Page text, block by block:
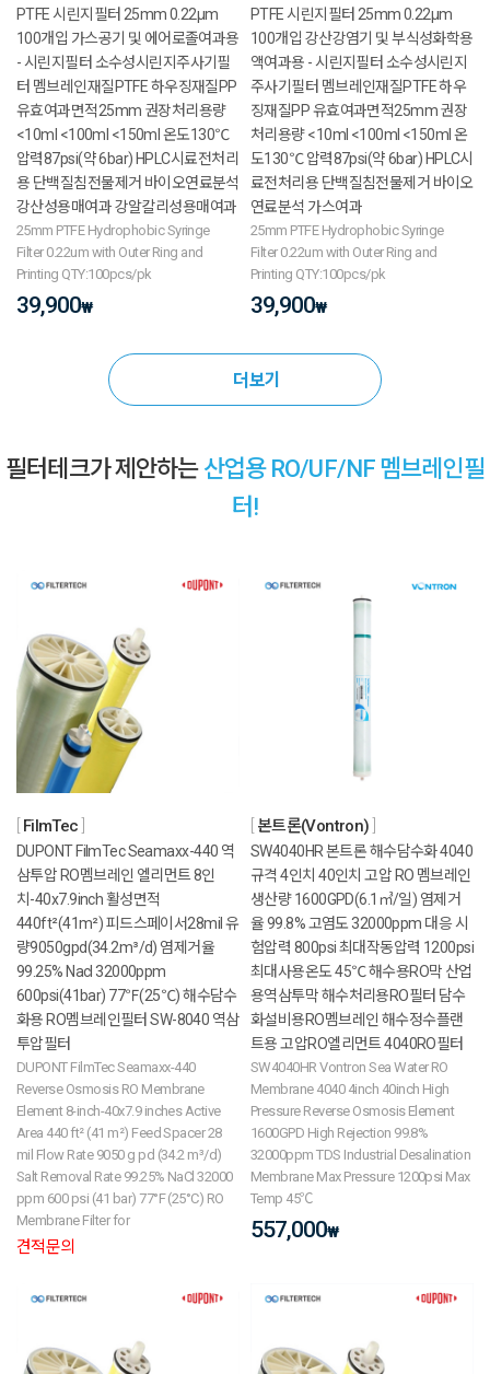
PTFE 시린지필터 25mm 0.22μm
100개입 가스공기 및 에어로졸여과용
- 시린지필터 소수성시린지주사기필
터 멤브레인재질PTFE 하우징재질PP
유효여과면적25mm 권장처리용량
<10ml <100ml <150ml 온도130℃
압력87psi(약 6bar) HPLC시료전처리
용 단백질침전물제거 바이오연료분석
강산성용매여과 강알칼리성용매여과
25mm PTFE Hydrophobic Syringe
Filter 0.22um with Outer Ring and
Printing QTY:100pcs/pk
39,900₩
PTFE 시린지필터 25mm 0.22μm
100개입 강산강염기 및 부식성화학용
액여과용 - 시린지필터 소수성시린지
주사기필터 멤브레인재질PTFE 하우
징재질PP 유효여과면적25mm 권장
처리용량 <10ml <100ml <150ml 온
도130℃ 압력87psi(약 6bar) HPLC시
료전처리용 단백질침전물제거 바이오
연료분석 가스여과
25mm PTFE Hydrophobic Syringe
Filter 0.22um with Outer Ring and
Printing QTY:100pcs/pk
39,900₩
더보기
필터테크가 제안하는 산업용 RO/UF/NF 멤브레인필
터!
FilmTec
DUPONT FilmTec Seamaxx-440 역
삼투압 RO멤브레인 엘리먼트 8인
치-40x7.9inch 활성면적
440ft²(41m²) 피드스페이서28mil 유
량9050gpd(34.2m³/d) 염제거율
99.25% Nacl 32000ppm
600psi(41bar) 77℉(25℃) 해수담수
화용 RO멤브레인필터 SW-8040 역삼
투압필터
DUPONT FilmTec Seamaxx-440
Reverse Osmosis RO Membrane
Element 8-inch-40x7.9 inches Active
Area 440 ft² (41 m²) Feed Spacer 28
mil Flow Rate 9050 g pd (34.2 m³/d)
Salt Removal Rate 99.25% NaCl 32000
ppm 600 psi (41 bar) 77°F (25°C) RO
Membrane Filter for
견적문의
본트론(Vontron)
SW4040HR 본트론 해수담수화 4040
규격 4인치 40인치 고압 RO 멤브레인
생산량 1600GPD(6.1㎥/일) 염제거
율 99.8% 고염도 32000ppm 대응 시
험압력 800psi 최대작동압력 1200psi
최대사용온도 45℃ 해수용RO막 산업
용역삼투막 해수처리용RO필터 담수
화설비용RO멤브레인 해수정수플랜
트용 고압RO엘리먼트 4040RO필터
SW4040HR Vontron Sea Water RO
Membrane 4040 4inch 40inch High
Pressure Reverse Osmosis Element
1600GPD High Rejection 99.8%
32000ppm TDS Industrial Desalination
Membrane Max Pressure 1200psi Max
Temp 45℃
557,000₩